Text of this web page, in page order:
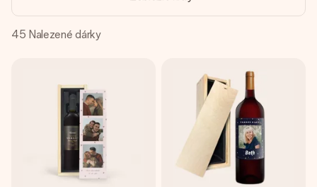
jménem, vaší fotografií nebo vzkazem, který doopravdy
zahřeje u srdce. Žádné zbytečné složitosti, jen spousta
lásky pro daný okamžik.
45 Nalezené dárky